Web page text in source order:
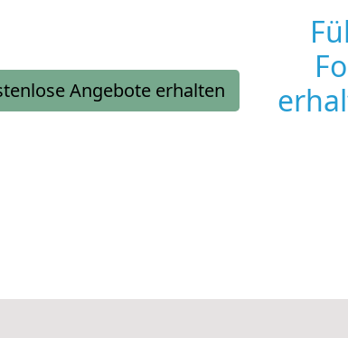
Angebote erhalten